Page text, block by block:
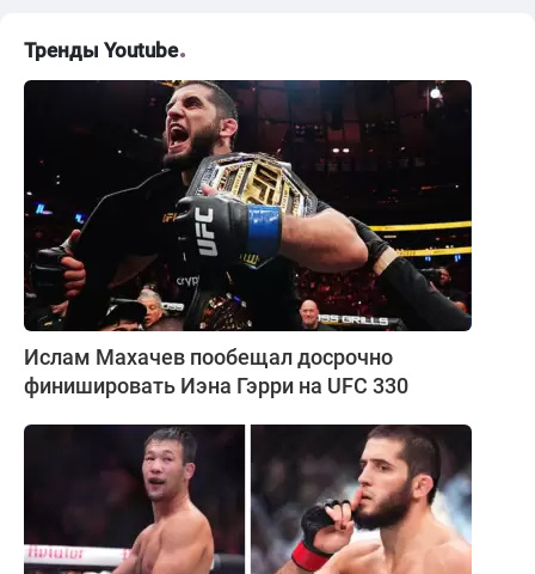
Тренды Youtube
Ислам Махачев пообещал досрочно
финишировать Иэна Гэрри на UFC 330